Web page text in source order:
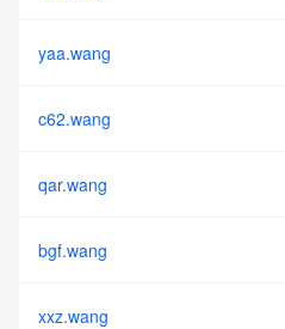
yaa.wang
c62.wang
qar.wang
bgf.wang
xxz.wang